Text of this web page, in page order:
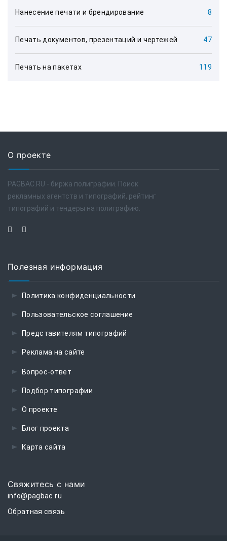
Нанесение печати и брендирование 8
Печать документов, презентаций и чертежей 47
Печать на пакетах 119
О проекте
PAGBAC.RU - биржа полиграфии. Поиск
рекламных агентств и типографий, рейтинг
типографий и тендеры на полиграфию.
Полезная информация
Политика конфиденциальности
Пользовательское соглашение
Представителям типографий
Реклама на сайте
Вопрос-ответ
Подбор типографии
О проекте
Блог проекта
Карта сайта
Свяжитесь с нами
info@pagbac.ru
Обратная связь